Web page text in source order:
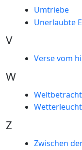
Umtriebe
Unerlaubte
V
Verse vom
W
Z
Zwischen